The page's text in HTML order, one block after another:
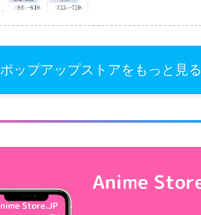
ポップアップストアをもっと見る